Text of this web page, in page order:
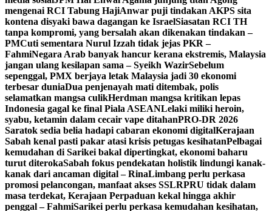
mengenai RCI Tabung HajiAnwar puji tindakan AKPS sita
kontena disyaki bawa dagangan ke IsraelSiasatan RCI TH
tanpa kompromi, yang bersalah akan dikenakan tindakan –
PMCuti sementara Nurul Izzah tidak jejas PKR –
FahmiNegara Arab banyak hancur kerana ekstremis, Malaysia
jangan ulang kesilapan sama – Syeikh WazirSebelum
sepenggal, PMX berjaya letak Malaysia jadi 30 ekonomi
terbesar duniaDua penjenayah mati ditembak, polis
selamatkan mangsa culikHerdman mangsa kritikan lepas
Indonesia gagal ke final Piala ASEANLelaki miliki heroin,
syabu, ketamin dalam cecair vape ditahanPRO-DR 2026
Saratok sedia belia hadapi cabaran ekonomi digitalKerajaan
Sabah kenal pasti pakar atasi krisis petugas kesihatanPelbagai
kemudahan di Sarikei bakal dipertingkat, ekonomi baharu
turut diterokaSabah fokus pendekatan holistik lindungi kanak-
kanak dari ancaman digital – RinaLimbang perlu perkasa
promosi pelancongan, manfaat akses SSLRPRU tidak dalam
masa terdekat, Kerajaan Perpaduan kekal hingga akhir
penggal – FahmiSarikei perlu perkasa kemudahan kesihatan,